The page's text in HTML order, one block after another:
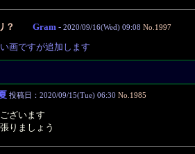
？ Gram - 2020/09/16(Wed) 09:08 No.1997
画ですが追加します
投稿日：2020/09/15(Tue) 06:30 No.1985
ざいます
りましょう